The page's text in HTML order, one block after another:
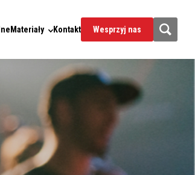
Materiały Kontakt Wesprzyj nas